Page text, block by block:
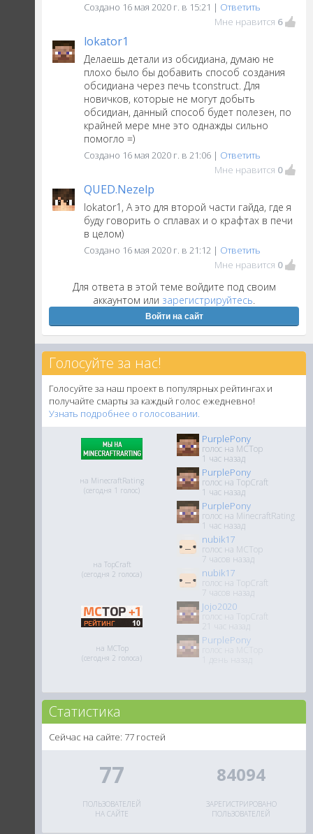
Создано 16 мая 2020 г. в 15:21 | Ответить
Мне нравится 6
lokator1
Делаешь детали из обсидиана, думаю не
плохо было бы добавить способ создания
обсидиана через печь tconstruct. Для
новичков, которые не могут добыть
обсидиан, данный способ будет полезен, по
крайней мере мне это однажды сильно
помогло =)
Создано 16 мая 2020 г. в 21:06 | Ответить
Мне нравится 0
QUED.Nezelp
lokator1, А это для второй части гайда, где я
буду говорить о сплавах и о крафтах в печи
в целом)
Создано 16 мая 2020 г. в 21:12 | Ответить
Мне нравится 0
Для ответа в этой теме войдите под своим
аккаунтом или зарегистрируйтесь.
Войти на сайт
Голосуйте за нас!
Голосуйте за наш проект в популярных рейтингах и
получайте смарты за каждый голос ежедневно!
Узнать подробнее о голосовании.
PurplePony
голос на MCTop
1 час назад
PurplePony
голос на TopCraft
1 час назад
PurplePony
голос на MinecraftRating
1 час назад
nubik17
голос на MCTop
7 часов назад
nubik17
голос на TopCraft
7 часов назад
Jojo2020
голос на TopCraft
21 час назад
PurplePony
на MinecraftRating
(сегодня 1 голос)
на TopCraft
(сегодня 2 голоса)
на MCTop
(сегодня 2 голоса)
Статистика
Сейчас на сайте: 77 гостей
84094
ЗАРЕГИСТРИРОВАНО
ПОЛЬЗОВАТЕЛЕЙ
77
ПОЛЬЗОВАТЕЛЕЙ
НА САЙТЕ